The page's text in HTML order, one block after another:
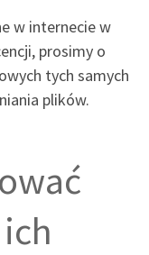
w interneciew
, prosimy o
tych samych
plików.